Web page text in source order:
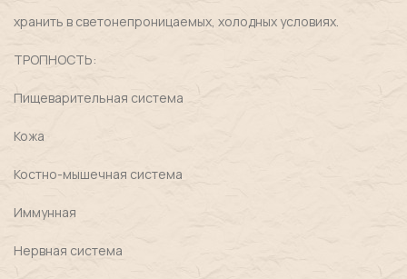
хранить в светонепроницаемых, холодных условиях.
ТРОПНОСТЬ:
Пищеварительная система
Кожа
Костно-мышечная система
Иммунная
Нервная система